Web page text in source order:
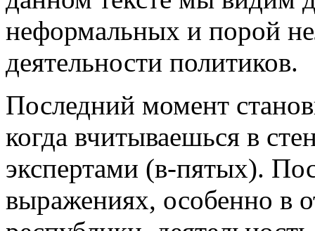
неформальных и порой
деятельности политиков.
Последний момент
когда вчитываешься в
экспертами (в-пятых).
выражениях, особенно в